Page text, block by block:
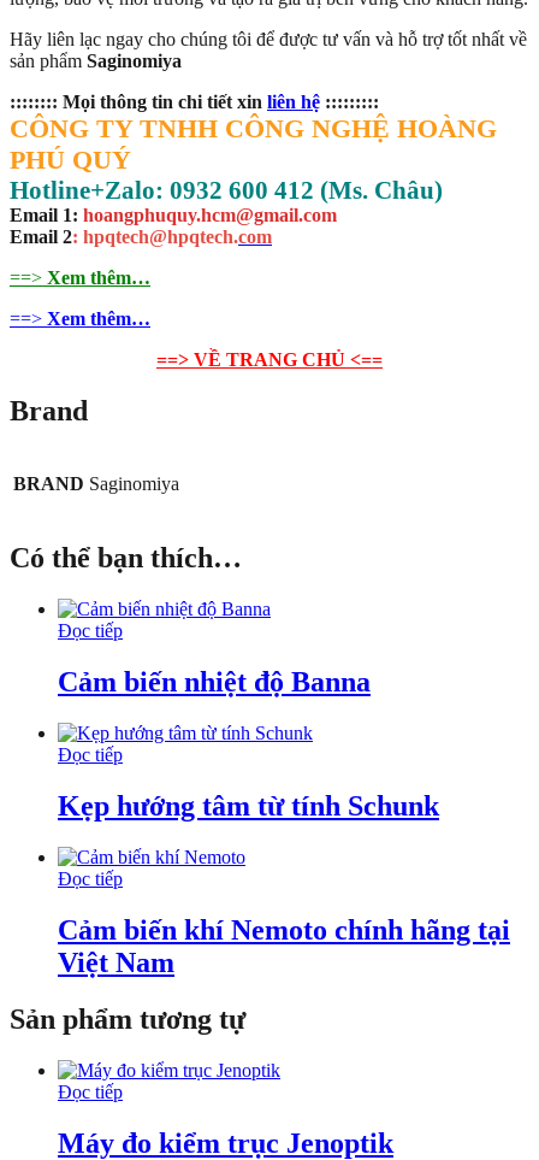
Hãy liên lạc ngay cho chúng tôi để được tư vấn và hỗ trợ tốt nhất về
sản phẩm Saginomiya
:::::::: Mọi thông tin chi tiết xin liên hệ :::::::::
CÔNG TY TNHH CÔNG NGHỆ HOÀNG
PHÚ QUÝ
Hotline+Zalo: 0932 600 412 (Ms. Châu)
Email 1: hoangphuquy.hcm@gmail.com
Email 2: hpqtech@hpqtech.com
==> Xem thêm…
==> Xem thêm…
==> VỀ TRANG CHỦ <==
Brand
BRAND Saginomiya
Có thể bạn thích…
Đọc tiếp
Cảm biến nhiệt độ Banna
Đọc tiếp
Kẹp hướng tâm từ tính Schunk
Đọc tiếp
Cảm biến khí Nemoto chính hãng tại
Việt Nam
Sản phẩm tương tự
Đọc tiếp
Máy đo kiểm trục Jenoptik